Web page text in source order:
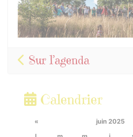
Sur l’agenda
Calendrier
« juin 2025